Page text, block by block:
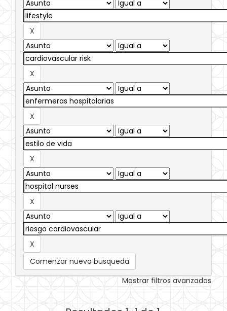
Comenzar nueva busqueda
Mostrar filtros avanzados